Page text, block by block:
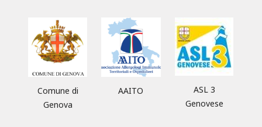
Comune di
Genova
AAITO
ASL 3
Genovese